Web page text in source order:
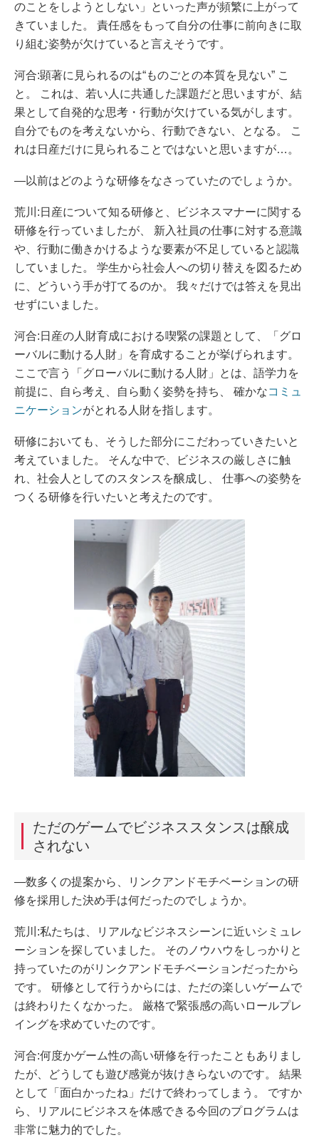
のことをしようとしない」といった声が頻繁に上がって
きていました。 責任感をもって自分の仕事に前向きに取
り組む姿勢が欠けていると言えそうです。
河合:顕著に見られるのは“ものごとの本質を見ない” こ
と。 これは、若い人に共通した課題だと思いますが、結
果として自発的な思考・行動が欠けている気がします。
自分でものを考えないから、行動できない、となる。 こ
れは日産だけに見られることではないと思いますが…。
―以前はどのような研修をなさっていたのでしょうか。
荒川:日産について知る研修と、ビジネスマナーに関する
研修を行っていましたが、 新入社員の仕事に対する意識
や、行動に働きかけるような要素が不足していると認識
していました。 学生から社会人への切り替えを図るため
に、どういう手が打てるのか。 我々だけでは答えを見出
せずにいました。
河合:日産の人財育成における喫緊の課題として、「グロ
ーバルに動ける人財」を育成することが挙げられます。
ここで言う「グローバルに動ける人財」とは、語学力を
前提に、自ら考え、自ら動く姿勢を持ち、 確かなコミュ
ニケーションがとれる人財を指します。
研修においても、そうした部分にこだわっていきたいと
考えていました。 そんな中で、ビジネスの厳しさに触
れ、社会人としてのスタンスを醸成し、 仕事への姿勢を
つくる研修を行いたいと考えたのです。
ただのゲームでビジネススタンスは醸成
されない
―数多くの提案から、リンクアンドモチベーションの研
修を採用した決め手は何だったのでしょうか。
荒川:私たちは、リアルなビジネスシーンに近いシミュレ
ーションを探していました。 そのノウハウをしっかりと
持っていたのがリンクアンドモチベーションだったから
です。 研修として行うからには、ただの楽しいゲームで
は終わりたくなかった。 厳格で緊張感の高いロールプレ
イングを求めていたのです。
河合:何度かゲーム性の高い研修を行ったこともありまし
たが、どうしても遊び感覚が抜けきらないのです。 結果
として「面白かったね」だけで終わってしまう。 ですか
ら、リアルにビジネスを体感できる今回のプログラムは
非常に魅力的でした。